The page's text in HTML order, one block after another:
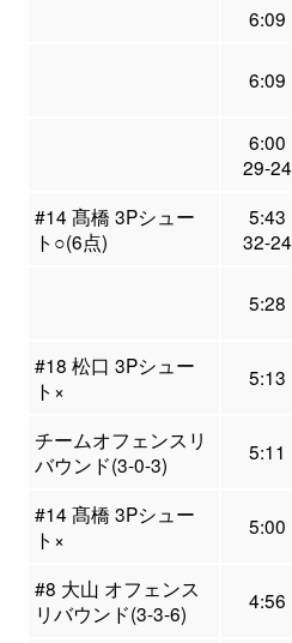
6:09
6:09
6:00
29-24
#14 髙橋 3Pシュー
ト○(6点)
5:43
32-24
5:28
#18 松口 3Pシュー
ト×
5:13
チームオフェンスリ
バウンド(3-0-3)
5:11
#14 髙橋 3Pシュー
ト×
5:00
#8 大山 オフェンス
リバウンド(3-3-6)
4:56